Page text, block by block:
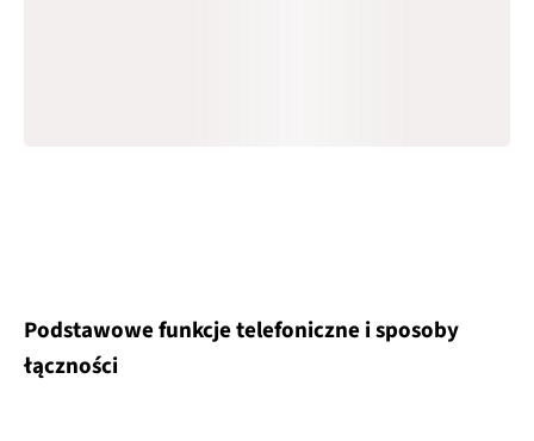
Podstawowe funkcje telefoniczne i sposoby
łączności